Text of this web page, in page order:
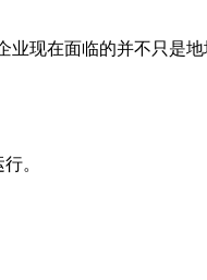
现在面临的并不只是
。